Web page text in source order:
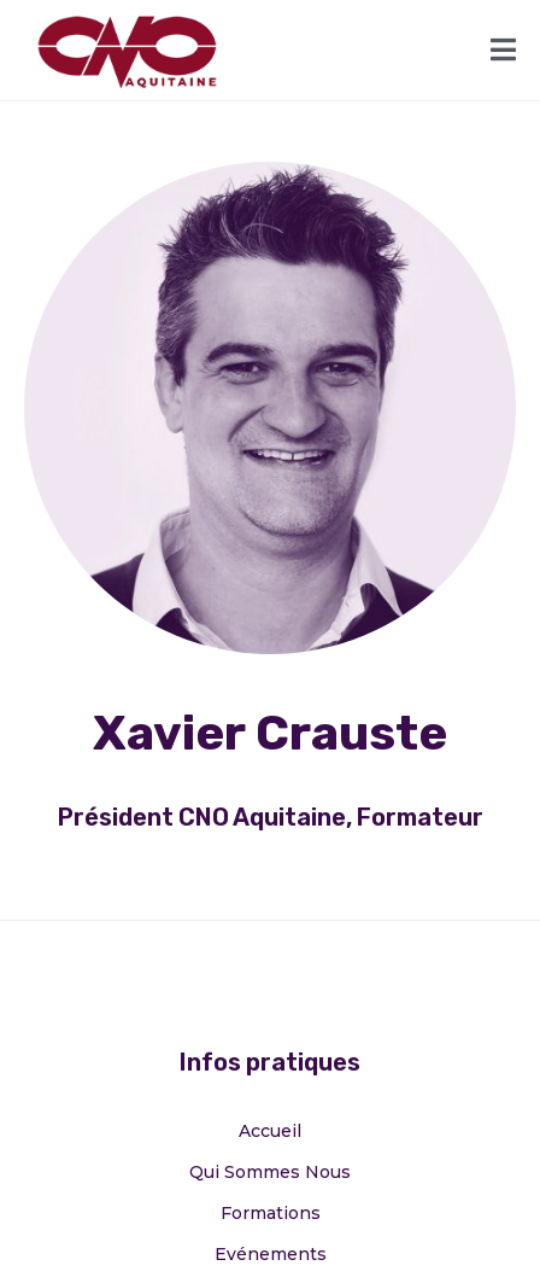
Xavier Crauste
Président CNO Aquitaine, Formateur
Infos pratiques
Accueil
Qui Sommes Nous
Formations
Evénements